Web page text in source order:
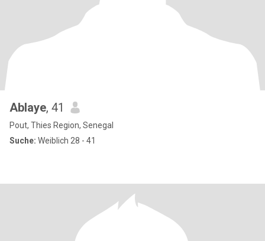
Ablaye, 41
Pout, Thies Region, Senegal
Suche: Weiblich 28 - 41